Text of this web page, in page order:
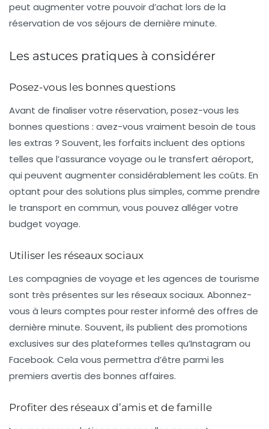
peut augmenter votre pouvoir d’achat lors de la
réservation de vos séjours de dernière minute.
Les astuces pratiques à considérer
Posez-vous les bonnes questions
Avant de finaliser votre réservation, posez-vous les
bonnes questions : avez-vous vraiment besoin de tous
les extras ? Souvent, les forfaits incluent des options
telles que l’assurance voyage ou le transfert aéroport,
qui peuvent augmenter considérablement les coûts. En
optant pour des solutions plus simples, comme prendre
le transport en commun, vous pouvez alléger votre
budget voyage.
Utiliser les réseaux sociaux
Les compagnies de voyage et les agences de tourisme
sont très présentes sur les réseaux sociaux. Abonnez-
vous à leurs comptes pour rester informé des offres de
dernière minute. Souvent, ils publient des promotions
exclusives sur des plateformes telles qu’Instagram ou
Facebook. Cela vous permettra d’être parmi les
premiers avertis des bonnes affaires.
Profiter des réseaux d’amis et de famille